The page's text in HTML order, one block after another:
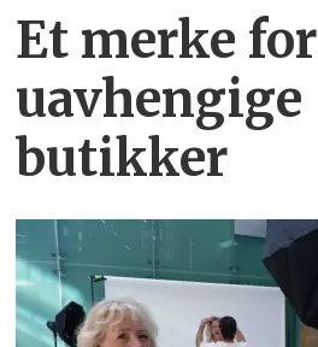
Et merke for
uavhengige
butikker